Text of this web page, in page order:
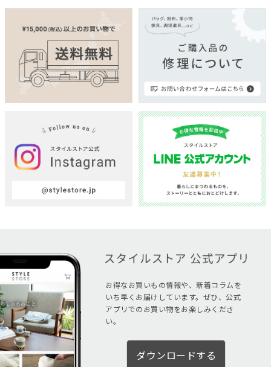
お得なお買いもの情報や、新着コラムを
いち早くお届けしています。ぜひ、公式
アプリでのお買い物をお楽しみくださ
い。
ダウンロードする